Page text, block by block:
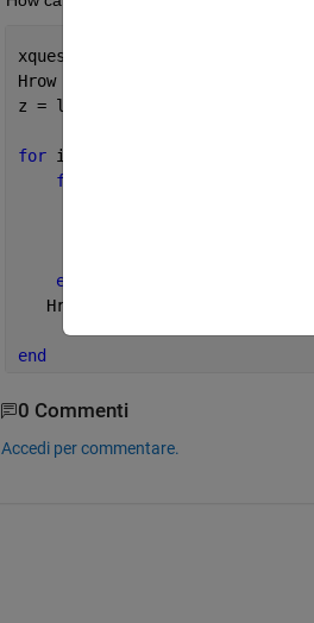
xquest2 = [(labdaw/4),
Hrow = zeros(i,j,h)
z = linspace(20,25,20) ;
for i = 1:3;
for
end
   Hrow = Hquest2(:,i,:);
end
0 Commenti
Accedi per commentare.